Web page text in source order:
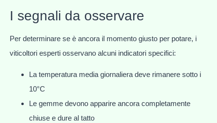
I segnali da osservare
Per determinare se è ancora il momento giusto per potare, i
viticoltori esperti osservano alcuni indicatori specifici:
La temperatura media giornaliera deve rimanere sotto i
10°C
Le gemme devono apparire ancora completamente
chiuse e dure al tatto